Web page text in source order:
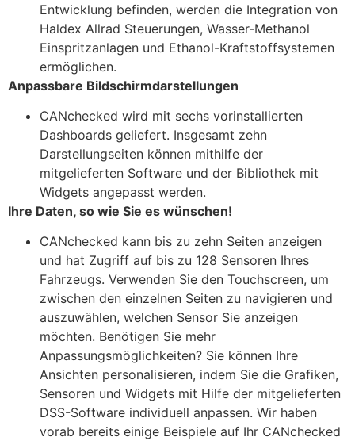
Entwicklung befinden, werden die Integration von
Haldex Allrad Steuerungen, Wasser-Methanol
Einspritzanlagen und Ethanol-Kraftstoffsystemen
ermöglichen.
Anpassbare Bildschirmdarstellungen
CANchecked wird mit sechs vorinstallierten
Dashboards geliefert. Insgesamt zehn
Darstellungseiten können mithilfe der
mitgelieferten Software und der Bibliothek mit
Widgets angepasst werden.
Ihre Daten, so wie Sie es wünschen!
CANchecked kann bis zu zehn Seiten anzeigen
und hat Zugriff auf bis zu 128 Sensoren Ihres
Fahrzeugs. Verwenden Sie den Touchscreen, um
zwischen den einzelnen Seiten zu navigieren und
auszuwählen, welchen Sensor Sie anzeigen
möchten. Benötigen Sie mehr
Anpassungsmöglichkeiten? Sie können Ihre
Ansichten personalisieren, indem Sie die Grafiken,
Sensoren und Widgets mit Hilfe der mitgelieferten
DSS-Software individuell anpassen. Wir haben
vorab bereits einige Beispiele auf Ihr CANchecked